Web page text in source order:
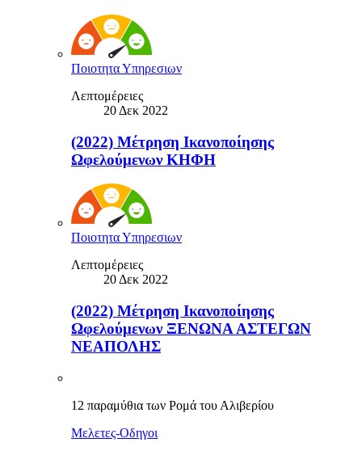
Ποιοτητα Υπηρεσιων
Λεπτομέρειες
20 Δεκ 2022
(2022) Μέτρηση Ικανοποίησης
Ωφελούμενων ΚΗΦΗ
Ποιοτητα Υπηρεσιων
Λεπτομέρειες
20 Δεκ 2022
(2022) Μέτρηση Ικανοποίησης
Ωφελούμενων ΞΕΝΩΝΑ ΑΣΤΕΓΩΝ
ΝΕΑΠΟΛΗΣ
12 παραμύθια των Ρομά του Αλιβερίου
Μελετες-Οδηγοι